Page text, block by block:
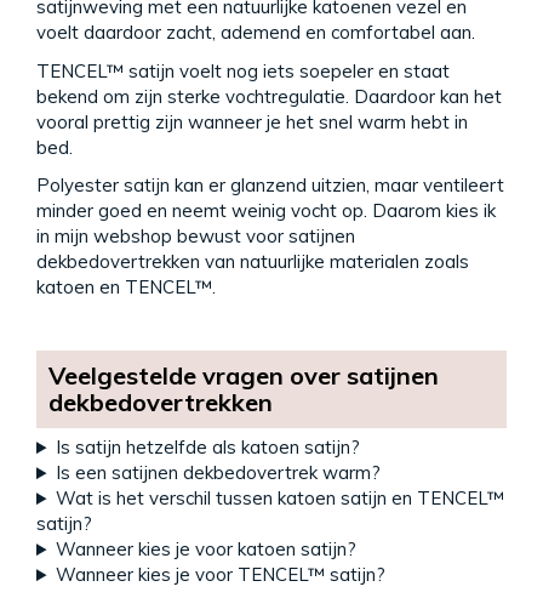
satijnweving met een natuurlijke katoenen vezel en
voelt daardoor zacht, ademend en comfortabel aan.
TENCEL™ satijn voelt nog iets soepeler en staat
bekend om zijn sterke vochtregulatie. Daardoor kan het
vooral prettig zijn wanneer je het snel warm hebt in
bed.
Polyester satijn kan er glanzend uitzien, maar ventileert
minder goed en neemt weinig vocht op. Daarom kies ik
in mijn webshop bewust voor satijnen
dekbedovertrekken van natuurlijke materialen zoals
katoen en TENCEL™.
Veelgestelde vragen over satijnen
dekbedovertrekken
Is satijn hetzelfde als katoen satijn?
Is een satijnen dekbedovertrek warm?
Wat is het verschil tussen katoen satijn en TENCEL™
satijn?
Wanneer kies je voor katoen satijn?
Wanneer kies je voor TENCEL™ satijn?